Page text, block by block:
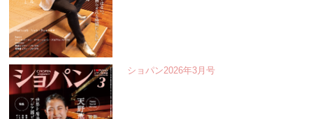
ショパン2026年3月号